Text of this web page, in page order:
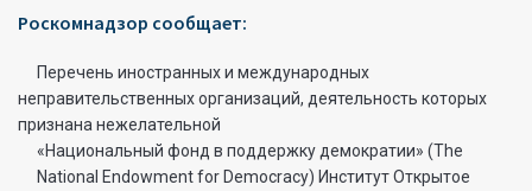
Роскомнадзор сообщает:
Перечень иностранных и международных
неправительственных организаций, деятельность которых
признана нежелательной
«Национальный фонд в поддержку демократии» (The
National Endowment for Democracy) Институт Открытое